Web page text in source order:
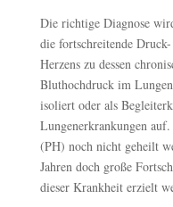
Die richtige Diagnose
die fortschreitende
Herzens zu dessen
Bluthochdruck im
isoliert oder als
Lungenerkrankungen
(PH) noch nicht geheilt
Jahren doch große
dieser Krankheit erzielt